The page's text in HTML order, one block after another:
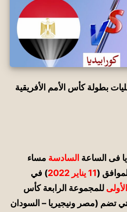
بطولة كأس الأمم الأفريقية
فى الساعة السادسة مساء
(11 يناير 2022
) في
الأولى للمجموعة الرابعة كأس
الأفريقية 2021 التي تضم (مصر ونيجيريا – السودان